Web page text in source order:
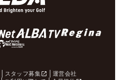
スタッフ募集
運営会社